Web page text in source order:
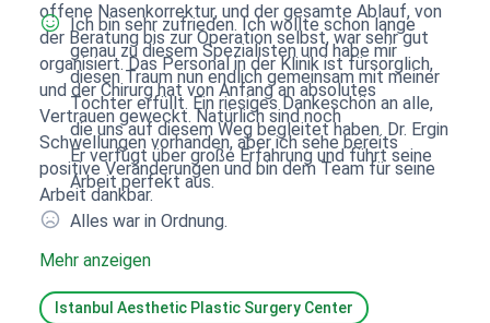
offene Nasenkorrektur, und der gesamte Ablauf, von
der Beratung bis zur Operation selbst, war sehr gut
organisiert. Das Personal in der Klinik ist fürsorglich,
und der Chirurg hat von Anfang an absolutes
Vertrauen geweckt. Natürlich sind noch
Schwellungen vorhanden, aber ich sehe bereits
positive Veränderungen und bin dem Team für seine
Arbeit dankbar.
Ich bin sehr zufrieden. Ich wollte schon lange
genau zu diesem Spezialisten und habe mir
diesen Traum nun endlich gemeinsam mit meiner
Tochter erfüllt. Ein riesiges Dankeschön an alle,
die uns auf diesem Weg begleitet haben. Dr. Ergin
Er verfügt über große Erfahrung und führt seine
Arbeit perfekt aus.
Alles war in Ordnung.
Mehr anzeigen
Istanbul Aesthetic Plastic Surgery Center